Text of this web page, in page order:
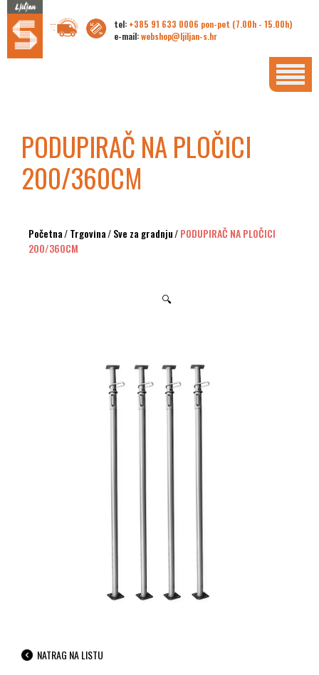
tel: +385 91 633 0006 pon-pet (7.00h - 15.00h)
e-mail:webshop@ljiljan-s.hr
PODUPIRAČ NA PLOČICI
200/360CM
Početna/Trgovina/Sve za gradnju/PODUPIRAČ NA PLOČICI
200/360CM
🔍
NATRAG NA LISTU